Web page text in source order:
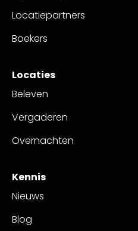
Locatiepartners
Boekers
Locaties
Beleven
Vergaderen
Overnachten
Kennis
Nieuws
Blog